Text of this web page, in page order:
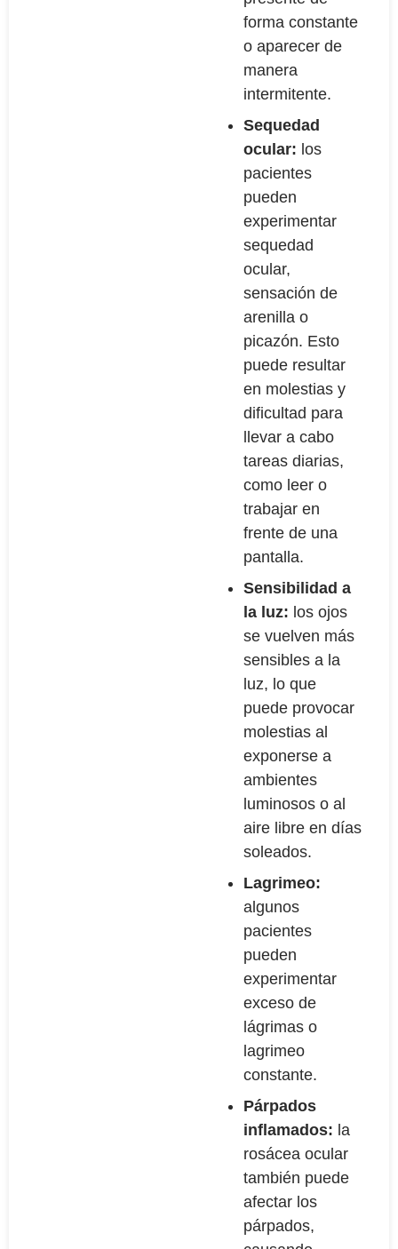
forma constante
o aparecer de
manera
intermitente.
Sequedad
ocular: los
pacientes
pueden
experimentar
sequedad
ocular,
sensación de
arenilla o
picazón. Esto
puede resultar
en molestias y
dificultad para
llevar a cabo
tareas diarias,
como leer o
trabajar en
frente de una
pantalla.
Sensibilidad a
la luz: los ojos
se vuelven más
sensibles a la
luz, lo que
puede provocar
molestias al
exponerse a
ambientes
luminosos o al
aire libre en días
soleados.
Lagrimeo:
algunos
pacientes
pueden
experimentar
exceso de
lágrimas o
lagrimeo
constante.
Párpados
inflamados: la
rosácea ocular
también puede
afectar los
párpados,